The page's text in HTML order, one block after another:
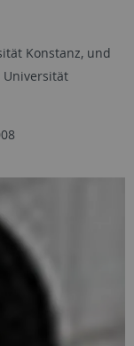
Konstanz, und
Universität